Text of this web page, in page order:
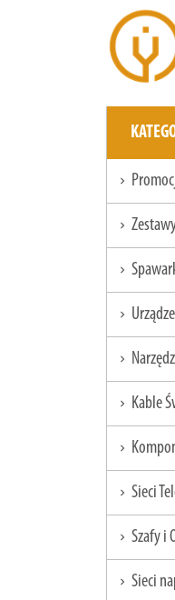
chevron_right
chevron_right
chevron_right
chevron_right
chevron_right
chevron_right Kable
chevron_right
chevron_right Sieci
chevron_right Szafy i
chevron_right Sieci